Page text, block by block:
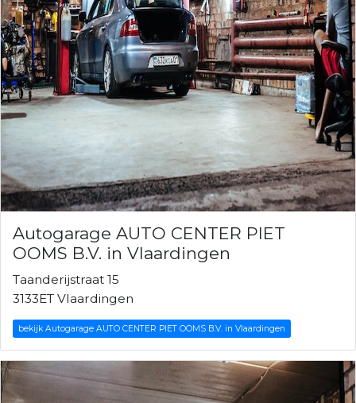
Autogarage AUTO CENTER PIET
OOMS B.V. in Vlaardingen
Taanderijstraat 15
3133ET Vlaardingen
bekijk Autogarage AUTO CENTER PIET OOMS B.V. in Vlaardingen